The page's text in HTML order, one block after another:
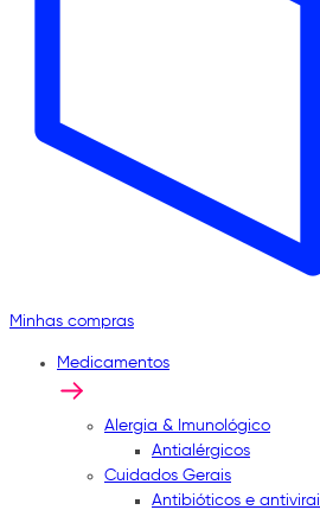
Minhas compras
Medicamentos
Alergia & Imunológico
Antialérgicos
Cuidados Gerais
Antibióticos e